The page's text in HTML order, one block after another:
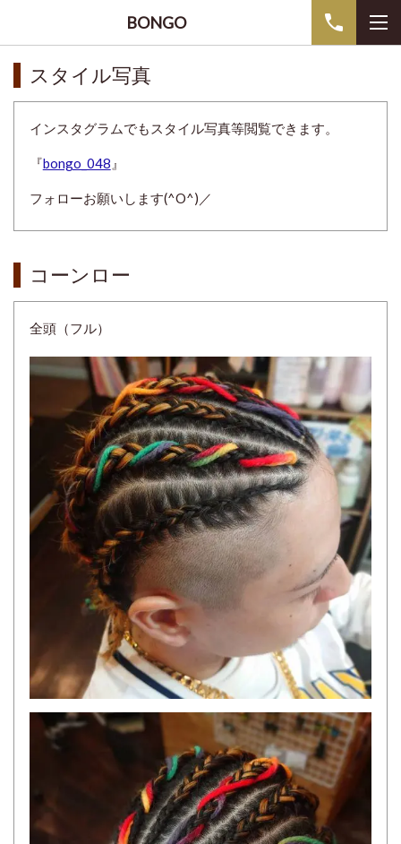
BONGO
スタイル写真
インスタグラムでもスタイル写真等閲覧できます。
『bongo_048 』
フォローお願いします(^O^)／
コーンロー
全頭（フル）